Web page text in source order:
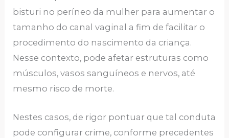
bisturi no períneo da mulher para aumentar o
tamanho do canal vaginal a fim de facilitar o
procedimento do nascimento da criança.
Nesse contexto, pode afetar estruturas como
músculos, vasos sanguíneos e nervos, até
mesmo risco de morte.
Nestes casos, de rigor pontuar que tal conduta
pode configurar crime, conforme precedentes